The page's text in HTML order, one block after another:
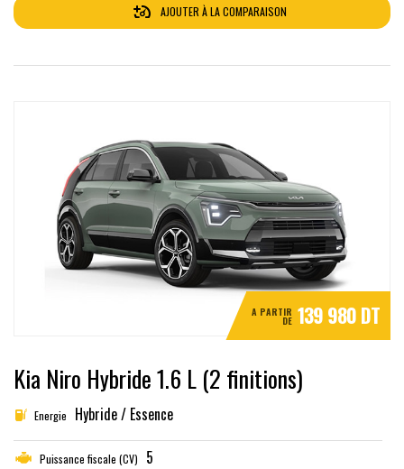
AJOUTER À LA COMPARAISON
A PARTIR
DE 139 980 DT
Kia Niro Hybride 1.6 L (2 finitions)
Energie Hybride / Essence
Puissance fiscale (CV) 5